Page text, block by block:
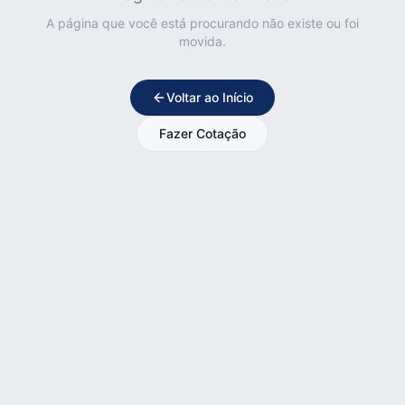
A página que você está procurando não existe ou foi
movida.
Voltar ao Início
Fazer Cotação